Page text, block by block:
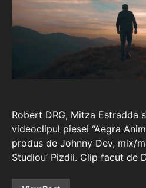
Robert DRG, Mitza Estradda
videoclipul piesei “Aegra
produs de Johnny Dev, mix/
Studiou’ Pizdii. Clip facut de